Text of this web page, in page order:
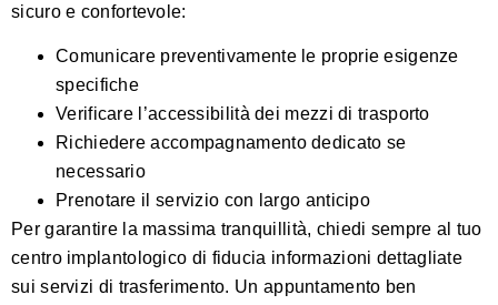
sicuro e confortevole:
Comunicare preventivamente le proprie esigenze
specifiche
Verificare l’accessibilità dei mezzi di trasporto
Richiedere accompagnamento dedicato se
necessario
Prenotare il servizio con largo anticipo
Per garantire la massima tranquillità, chiedi sempre al tuo
centro implantologico di fiducia informazioni dettagliate
sui servizi di trasferimento. Un appuntamento ben